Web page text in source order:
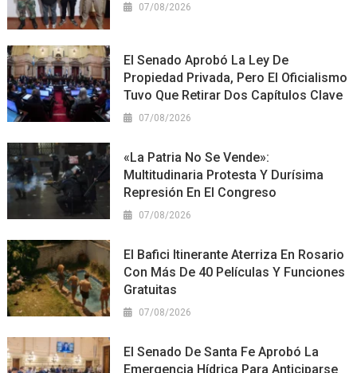
07/08/2026
El Senado Aprobó La Ley De
Propiedad Privada, Pero El Oficialismo
Tuvo Que Retirar Dos Capítulos Clave
07/08/2026
«La Patria No Se Vende»:
Multitudinaria Protesta Y Durísima
Represión En El Congreso
07/08/2026
El Bafici Itinerante Aterriza En Rosario
Con Más De 40 Películas Y Funciones
Gratuitas
07/08/2026
El Senado De Santa Fe Aprobó La
Emergencia Hídrica Para Anticiparse